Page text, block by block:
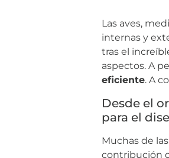
Las aves,
internas y
tras el
aspectos. A
eficiente. A
Desde el
para el
Muchas de
contribución